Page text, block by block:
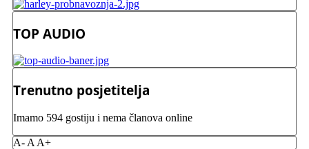
TOP AUDIO
Trenutno posjetitelja
Imamo 594 gostiju i nema članova online
A- A A+